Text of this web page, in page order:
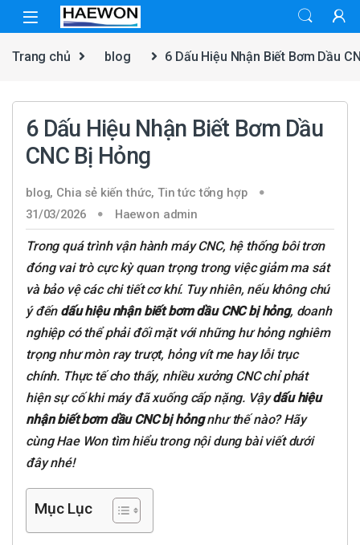
Skip to navigation
Skip to content
Trang chủ blog 6 Dấu Hiệu Nhận Biết Bơm Dầu
6 Dấu Hiệu Nhận Biết Bơm Dầu
CNC Bị Hỏng
blog, Chia sẻ kiến thức,Tin tức tổng hợp
31/03/2026
Haewon admin
Trong quá trình vận hành máy CNC, hệ thống bôi trơn
đóng vai trò cực kỳ quan trọng trong việc giảm ma sát
và bảo vệ các chi tiết cơ khí. Tuy nhiên, nếu không chú
ý đến dấu hiệu nhận biết bơm dầu CNC bị hỏng, doanh
nghiệp có thể phải đối mặt với những hư hỏng nghiêm
trọng như mòn ray trượt, hỏng vít me hay lỗi trục
chính. Thực tế cho thấy, nhiều xưởng CNC chỉ phát
hiện sự cố khi máy đã xuống cấp nặng. Vậydấu hiệu
nhận biết bơm dầu CNC bị hỏngnhư thế nào? Hãy
cùng Hae Won tìm hiểu trong nội dung bài viết dưới
đây nhé!
Mục Lục